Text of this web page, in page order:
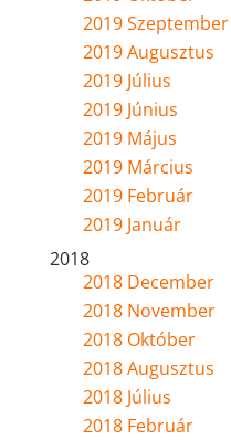
2019 Szeptember
2019 Augusztus
2019 Július
2019 Június
2019 Május
2019 Március
2019 Február
2019 Január
2018
2018 December
2018 November
2018 Október
2018 Augusztus
2018 Július
2018 Február